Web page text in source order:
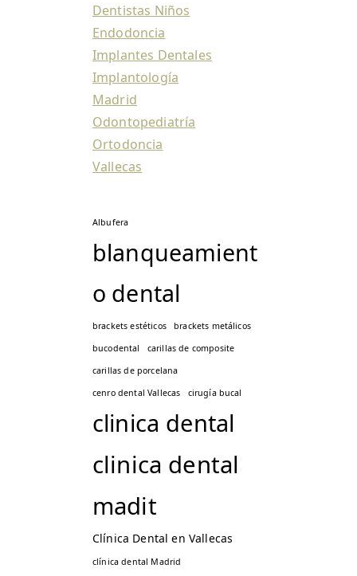
Dentistas Niños
Endodoncia
Implantes Dentales
Implantología
Madrid
Odontopediatría
Ortodoncia
Vallecas
Albufera
blanqueamient
o dental
brackets estéticos
brackets metálicos
bucodental
carillas de composite
carillas de porcelana
cenro dental Vallecas
cirugía bucal
clinica dental
clinica dental
madit
Clínica Dental en Vallecas
clínica dental Madrid